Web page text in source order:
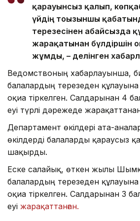
қарауынсыз қалып,
үйдің тоғызыншы
терезесінен абайсызда
жарақатынан бүлдіршін
жұмды, – делінген
Ведомствоның хабарлауынша,
балалардың терезеден
оқиға тіркелген. Салдарынан 4
еуі түрлі дәрежеде
Департамент өкілдері ата-
өкілдерді балаларды қараусыз
шақырды.
Еске салайық, өткен жылы
балалардың терезеден
оқиға тіркелген. Салдарынан 3
еуі жарақаттанған.